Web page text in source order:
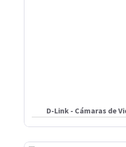
D-Link - Cámaras de